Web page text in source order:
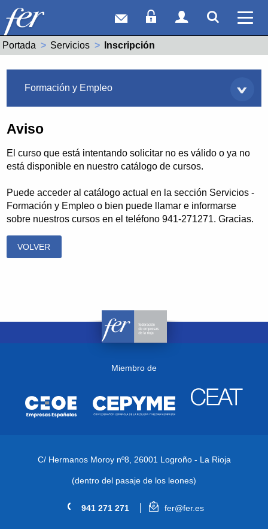
Correo webAcceso Socios
Acceso
Portada Servicios Actual:
Inscripción
Formación y Empleo
Aviso
El curso que está intentando solicitar no es válido o ya no
está disponible en nuestro catálogo de cursos.
Puede acceder al catálogo actual en la sección Servicios -
Formación y Empleo o bien puede llamar e informarse
sobre nuestros cursos en el teléfono 941-271271. Gracias.
VOLVER
Miembro de
C/ Hermanos Moroy nº8, 26001 Logroño - La Rioja
(dentro del pasaje de los leones)
941 271 271 fer@fer.es